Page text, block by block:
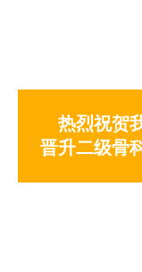
热烈祝贺
晋升二级骨